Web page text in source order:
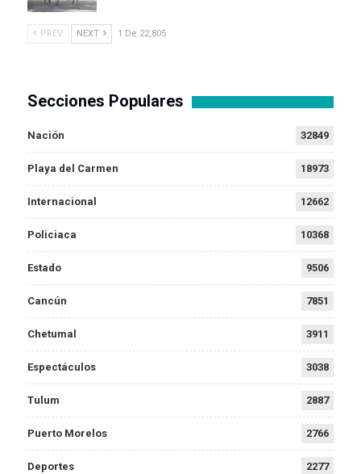
PREV NEXT 1 De 22,805
Secciones Populares
Nación 32849
Playa del Carmen 18973
Internacional 12662
Policiaca 10368
Estado 9506
Cancún 7851
Chetumal 3911
Espectáculos 3038
Tulum 2887
Puerto Morelos 2766
Deportes 2277